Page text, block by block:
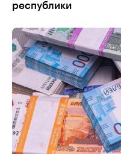
республики